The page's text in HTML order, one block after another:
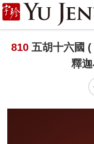
宇
珍
國
術
810五胡十六國 (
釋